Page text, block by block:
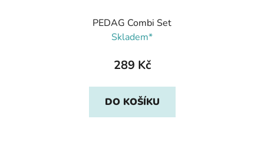
PEDAG Combi Set
Skladem*
289 Kč
DO KOŠÍKU